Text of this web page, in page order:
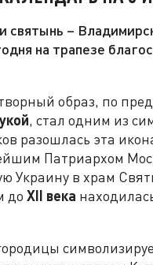
святынь –
на трапезе
образ, по
, стал одним из
разошлась эта
Патриархом
Украину в храм
до XII века